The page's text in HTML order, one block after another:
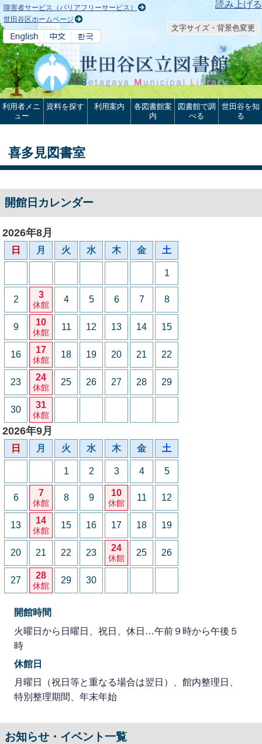
本文へ 読み上げる
障害者サービス（バリアフリーサービス）
世田谷区ホームページ
文字サイズ・背景色変更
利用者メニ
ュー
資料を探す 利用案内
各図書館案
内
図書館で調
べる
世田谷を知
る
喜多見図書室
開館日カレンダー
2026年8月
日 月 火 水 木 金 土
1
2 3
休館
4 5 6 7 8
9 10
休館
11 12 13 14 15
16 17
休館
18 19 20 21 22
23 24
休館
25 26 27 28 29
30 31
休館
2026年9月
日 月 火 水 木 金 土
1 2 3 4 5
6 7
休館
8 9 10
休館
11 12
13 14
休館
15 16 17 18 19
20 21 22 23 24
休館
25 26
27 28
休館
29 30
開館時間
火曜日から日曜日、祝日、休日…午前９時から午後５
時
休館日
月曜日（祝日等と重なる場合は翌日）、館内整理日、
特別整理期間、年末年始
お知らせ・イベント一覧